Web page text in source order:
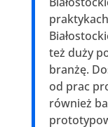
też duży
branżę.
od prac
również